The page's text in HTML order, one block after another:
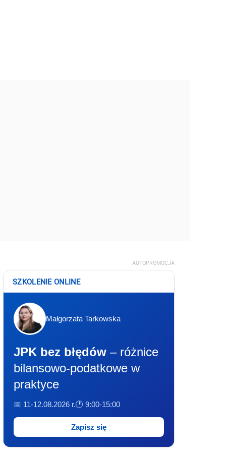
AUTOPROMOCJA
SZKOLENIE ONLINE
Małgorzata Tarkowska
JPK bez błędów – różnice
bilansowo-podatkowe w
praktyce
📅 11-12.08.2026 r.🕐 9:00-15:00
Zapisz się